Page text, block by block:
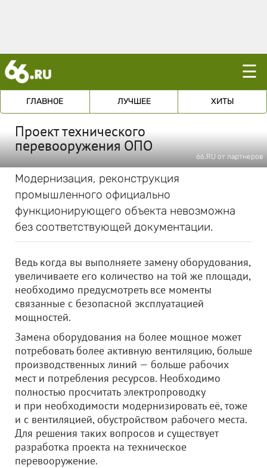
☰
ГЛАВНОЕ ЛУЧШЕЕ ХИТЫ
Проект технического
перевооружения ОПО
66.RU от партнеров
Модернизация, реконструкция
промышленного официально
функционирующего объекта невозможна
без соответствующей документации.
Ведь когда вы выполняете замену оборудования,
увеличиваете его количество на той же площади,
необходимо предусмотреть все моменты
связанные с безопасной эксплуатацией
мощностей.
Замена оборудования на более мощное может
потребовать более активную вентиляцию, больше
производственных линий — больше рабочих
мест и потребления ресурсов. Необходимо
полностью просчитать электропроводку
и при необходимости модернизировать её, тоже
и с вентиляцией, обустройством рабочего места.
Для решения таких вопросов и существует
разработка проекта на техническое
перевооружение.